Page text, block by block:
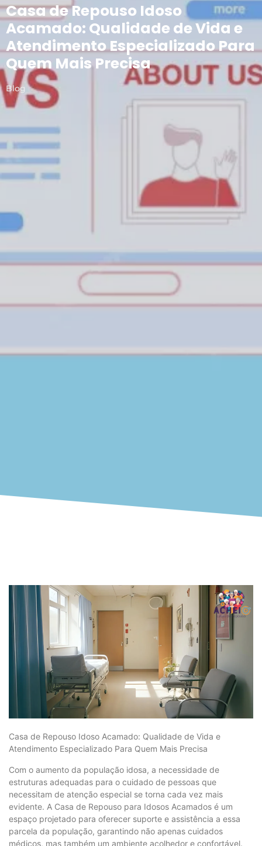
Casa de Repouso Idoso
Acamado: Qualidade de Vida e
Atendimento Especializado Para
Quem Mais Precisa
Blog
Casa de Repouso Idoso Acamado: Qualidade de Vida e
Atendimento Especializado Para Quem Mais Precisa
Com o aumento da população idosa, a necessidade de
estruturas adequadas para o cuidado de pessoas que
necessitam de atenção especial se torna cada vez mais
evidente. A Casa de Repouso para Idosos Acamados é um
espaço projetado para oferecer suporte e assistência a essa
parcela da população, garantindo não apenas cuidados
médicos, mas também um ambiente acolhedor e confortável.